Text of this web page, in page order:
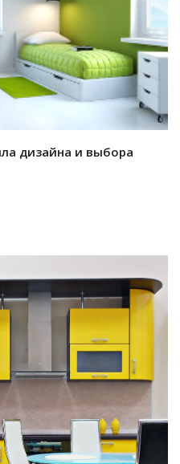
дизайна и выбора